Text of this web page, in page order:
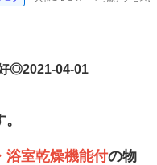
◎2021-04-01
浴室乾燥機能付の物